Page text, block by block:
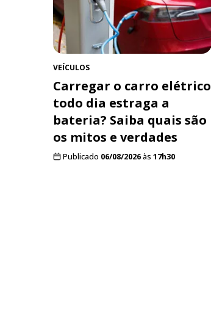
VEÍCULOS
Carregar o carro elétrico
todo dia estraga a
bateria? Saiba quais são
os mitos e verdades
Publicado 06/08/2026às 17h30